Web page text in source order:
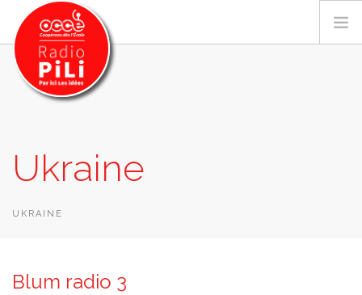
GRILLE DES PROGRAMMES
EMISSIONS / PODCASTS
RECHERCHER
Ukraine
UKRAINE
Blum radio 3